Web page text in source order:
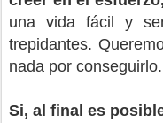
una vida fácil y
trepidantes.
nada por conseguirlo.
Si, al final es